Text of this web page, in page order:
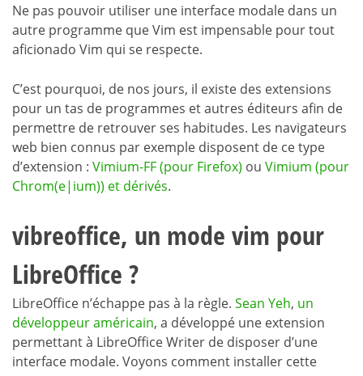
Ne pas pouvoir utiliser une interface modale dans un
autre programme que Vim est impensable pour tout
aficionado Vim qui se respecte.
C’est pourquoi, de nos jours, il existe des extensions
pour un tas de programmes et autres éditeurs afin de
permettre de retrouver ses habitudes. Les navigateurs
web bien connus par exemple disposent de ce type
d’extension : Vimium-FF (pour Firefox) ou Vimium (pour
Chrom(e|ium)) et dérivés.
vibreoffice, un mode vim pour
LibreOffice ?
LibreOffice n’échappe pas à la règle. Sean Yeh, un
développeur américain, a développé une extension
permettant à LibreOffice Writer de disposer d’une
interface modale. Voyons comment installer cette